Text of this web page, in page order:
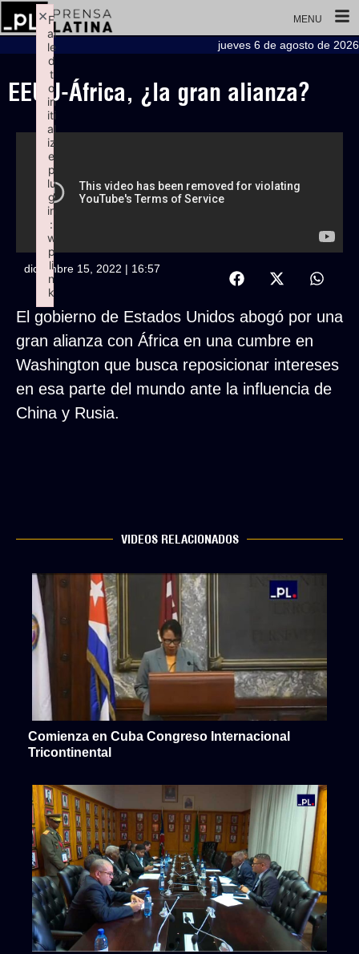
MENU
jueves 6 de agosto de 2026
EEUU-África, ¿la gran alianza?
diciembre 15, 2022 | 16:57
El gobierno de Estados Unidos abogó por una
gran alianza con África en una cumbre en
Washington que busca reposicionar intereses
en esa parte del mundo ante la influencia de
China y Rusia.
VIDEOS RELACIONADOS
Comienza en Cuba Congreso Internacional
Tricontinental
F
ai
le
d
t
o
in
iti
al
iz
e
p
lu
g
in
:
w
p
li
n
k
×
Failed to initialize plugin: wplink